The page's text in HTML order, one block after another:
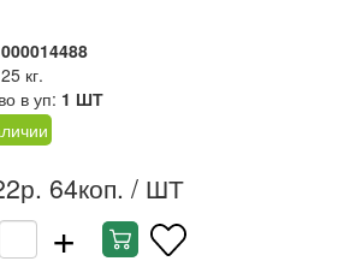
000014488
кг.
в уп: 1 ШТ
64коп. / ШТ
+